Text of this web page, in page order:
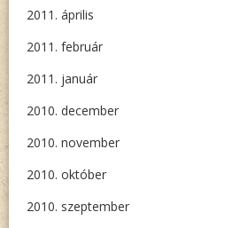
2011. április
2011. február
2011. január
2010. december
2010. november
2010. október
2010. szeptember